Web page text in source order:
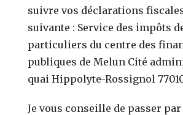
suivre vos déclarations fiscales
suivante : Service des impôts
particuliers du centre des
publiques de Melun Cité
quai Hippolyte-Rossignol
Je vous conseille de passer par